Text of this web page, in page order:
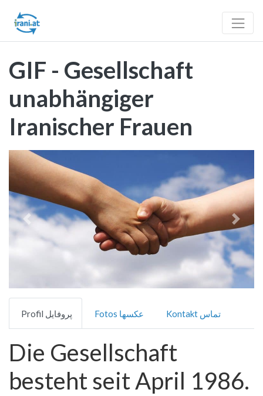
GIF - Gesellschaft
unabhängiger
Iranischer Frauen
Vorheriges
Profil پروفایل Fotos عکسها Kontakt تماس
Die Gesellschaft
besteht seit April 1986.